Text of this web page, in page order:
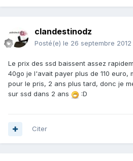
clandestinodz
Posté(e) le 26 septembre 2012
Le prix des ssd baissent assez
40go je l'avait payer plus de 110 euro,
pour le pris, 2 ans plus tard, donc je
sur ssd dans 2 ans
:D
Citer